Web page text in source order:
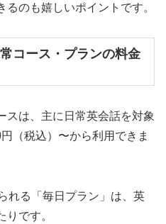
のも嬉しいポイントです。
コース・プランの料金
スは、主に日常英会話を対象
（税込）〜から利用できま
れる「毎日プラン」は、英
です。